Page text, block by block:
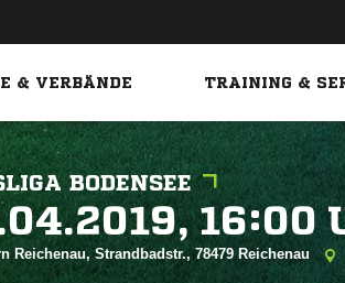
& VERBÄNDE TRAINING &
BODENSEE
 
Reichenau, Strandbadstr., 78479 Reichenau